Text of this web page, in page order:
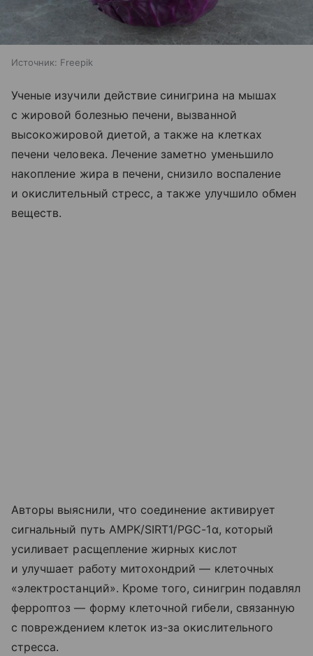
Источник: Freepik
Ученые изучили действие синигрина на мышах
с жировой болезнью печени, вызванной
высокожировой диетой, а также на клетках
печени человека. Лечение заметно уменьшило
накопление жира в печени, снизило воспаление
и окислительный стресс, а также улучшило обмен
веществ.
Авторы выяснили, что соединение активирует
сигнальный путь AMPK/SIRT1/PGC-1α, который
усиливает расщепление жирных кислот
и улучшает работу митохондрий — клеточных
«электростанций». Кроме того, синигрин подавлял
ферроптоз — форму клеточной гибели, связанную
с повреждением клеток из-за окислительного
стресса.